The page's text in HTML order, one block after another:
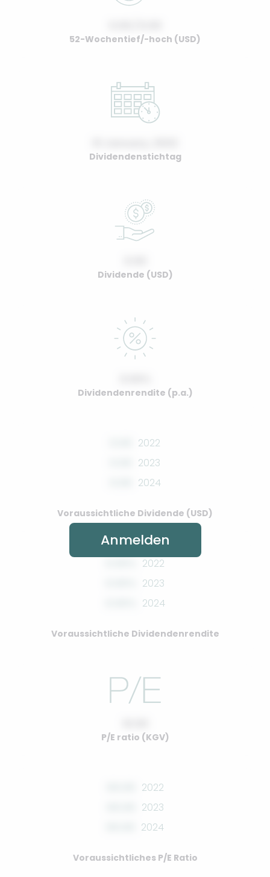
52-Wochentief/-hoch (USD)
Dividendenstichtag
Dividende (USD)
Dividendenrendite (p.a.)
2022
2023
2024
Voraussichtliche Dividende (USD)
2022
2023
2024
Voraussichtliche Dividendenrendite
P/E ratio (KGV)
2022
2023
2024
Voraussichtliches P/E Ratio
Anmelden